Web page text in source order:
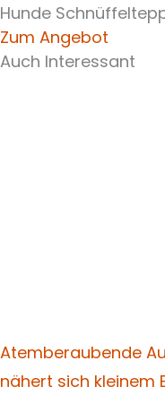
Hunde
Zum Angebot
Auch Interessant
Atemberaubende
nähert sich kleinem